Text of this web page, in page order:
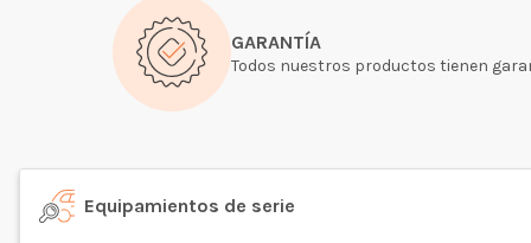
GARANTÍA
Todos nuestros productos tienen
Equipamientos de serie